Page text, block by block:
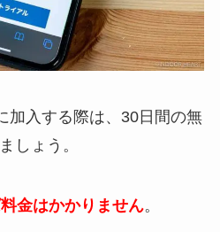
加入する際は、30日間の無
しょう。
金はかかりません。